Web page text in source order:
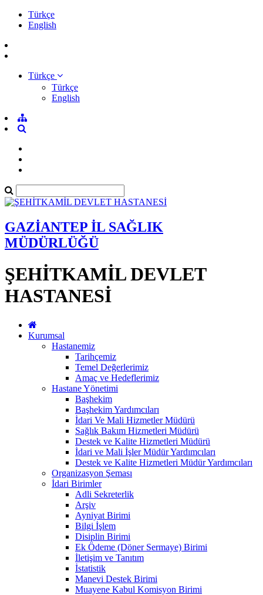
Türkçe
English
Türkçe
Türkçe
English
GAZİANTEP İL SAĞLIK
MÜDÜRLÜĞÜ
ŞEHİTKAMİL DEVLET
HASTANESİ
Kurumsal
Hastanemiz
Tarihçemiz
Temel Değerlerimiz
Amaç ve Hedeflerimiz
Hastane Yönetimi
Başhekim
Başhekim Yardımcıları
İdari Ve Mali Hizmetler Müdürü
Sağlık Bakım Hizmetleri Müdürü
Destek ve Kalite Hizmetleri Müdürü
İdari ve Mali İşler Müdür Yardımcıları
Destek ve Kalite Hizmetleri Müdür Yardımcıları
Organizasyon Şeması
İdari Birimler
Adli Sekreterlik
Arşiv
Ayniyat Birimi
Bilgi İşlem
Disiplin Birimi
Ek Ödeme (Döner Sermaye) Birimi
İletişim ve Tanıtım
İstatistik
Manevi Destek Birimi
Muayene Kabul Komisyon Birimi